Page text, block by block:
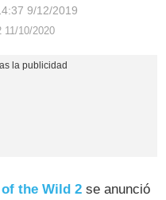
9/12/2019
11/10/2020
the Wild 2 se anunció